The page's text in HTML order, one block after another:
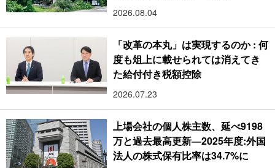
2026.08.04
「改革の本丸」は実現するのか : 何
度も俎上に載せられては消えてき
た給付付き税額控除
2026.07.23
上場会社の個人株主数、延べ9198
万と過去最高更新―2025年度:外国
法人の株式保有比率は34.7%に